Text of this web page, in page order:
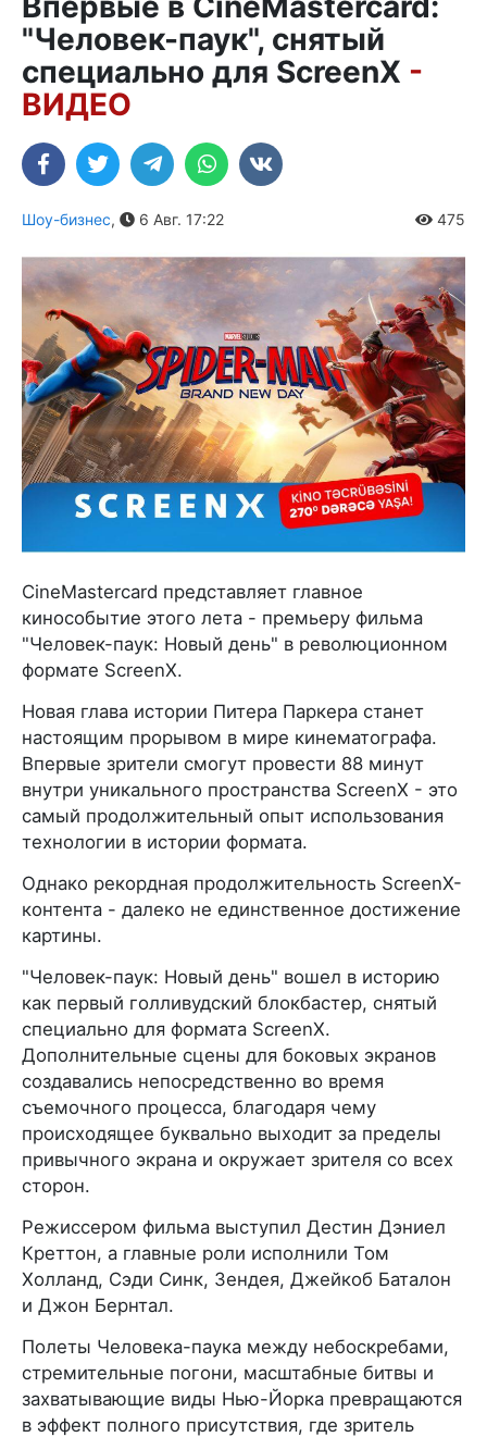
"Человек-паук", снятый
специально для ScreenX -
ВИДЕО
Шоу-бизнес, 6 Авг. 17:22 475
CineMastercard представляет главное
кинособытие этого лета - премьеру фильма
"Человек-паук: Новый день" в революционном
формате ScreenX.
Новая глава истории Питера Паркера станет
настоящим прорывом в мире кинематографа.
Впервые зрители смогут провести 88 минут
внутри уникального пространства ScreenX - это
самый продолжительный опыт использования
технологии в истории формата.
Однако рекордная продолжительность ScreenX-
контента - далеко не единственное достижение
картины.
"Человек-паук: Новый день" вошел в историю
как первый голливудский блокбастер, снятый
специально для формата ScreenX.
Дополнительные сцены для боковых экранов
создавались непосредственно во время
съемочного процесса, благодаря чему
происходящее буквально выходит за пределы
привычного экрана и окружает зрителя со всех
сторон.
Режиссером фильма выступил Дестин Дэниел
Креттон, а главные роли исполнили Том
Холланд, Сэди Синк, Зендея, Джейкоб Баталон
и Джон Бернтал.
Полеты Человека-паука между небоскребами,
стремительные погони, масштабные битвы и
захватывающие виды Нью-Йорка превращаются
в эффект полного присутствия, где зритель